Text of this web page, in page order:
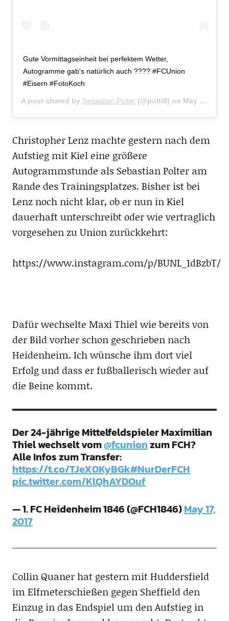
Gute Vormittagseinheit bei perfektem Wetter,
Autogramme gab's natürlich auch ???? #FCUnion
#Eisern #FotoKoch
A post shared by Sebastian Polter (@polti9) on May 17, 2017 at 5:59am PDT
Christopher Lenz machte gestern nach dem
Aufstieg mit Kiel eine größere
Autogrammstunde als Sebastian Polter am
Rande des Trainingsplatzes. Bisher ist bei
Lenz noch nicht klar, ob er nun in Kiel
dauerhaft unterschreibt oder wie vertraglich
vorgesehen zu Union zurückkehrt:
https://www.instagram.com/p/BUNL_1dBzbT/
Dafür wechselte Maxi Thiel wie bereits von
der Bild vorher schon geschrieben nach
Heidenheim. Ich wünsche ihm dort viel
Erfolg und dass er fußballerisch wieder auf
die Beine kommt.
Der 24-jährige Mittelfeldspieler Maximilian
Thiel wechselt vom@fcunionzum FCH?
Alle Infos zum Transfer:
https://t.co/TJeX0KyBGk#NurDerFCH
pic.twitter.com/KlQhAYDOuf
— 1. FC Heidenheim 1846 (@FCH1846)May 17,
2017
Collin Quaner hat gestern mit Huddersfield
im Elfmeterschießen gegen Sheffield den
Einzug in das Endspiel um den Aufstieg in